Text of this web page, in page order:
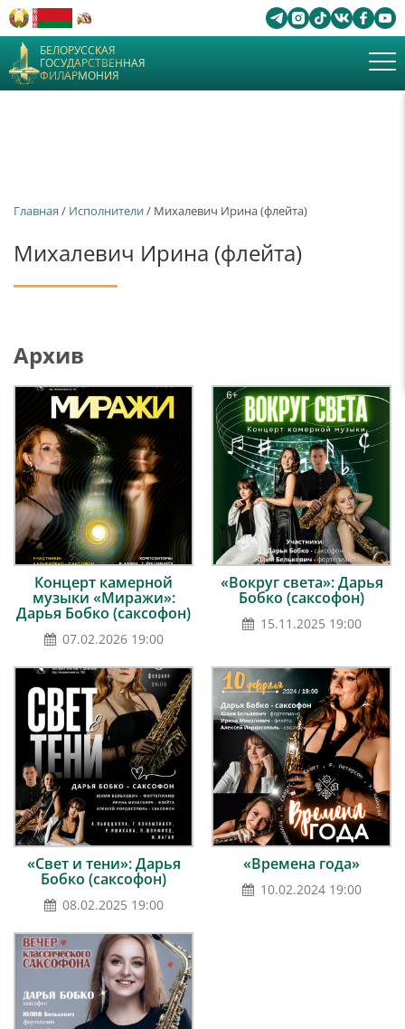
БЕЛОРУССКАЯ
ГОСУДАРСТВЕННАЯ
ФИЛАРМОНИЯ
Главная / Исполнители/ Михалевич Ирина (флейта)
Михалевич Ирина (флейта)
Архив
Концерт камерной
музыки «Миражи»:
Дарья Бобко (саксофон)
07.02.2026 19:00
«Вокруг света»: Дарья
Бобко (саксофон)
15.11.2025 19:00
«Свет и тени»: Дарья
Бобко (саксофон)
08.02.2025 19:00
«Времена года»
10.02.2024 19:00